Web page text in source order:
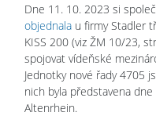
Dne 11. 10. 2023 si
objednala u firmy Stadler
KISS 200 (viz ŽM 10/23,
spojovat vídeňské
Jednotky nové řady 4705
nich byla představena
Altenrhein.